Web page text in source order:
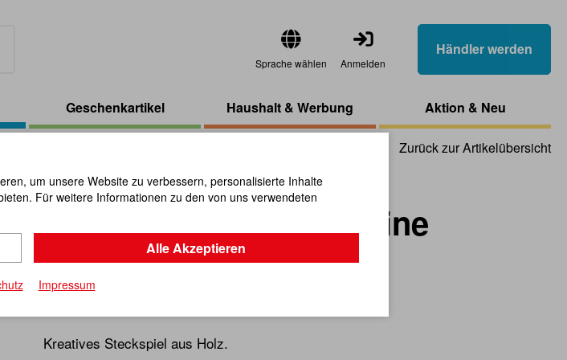
Sprache wählen Anmelden
Händler werden
Geschenkartikel Haushalt & Werbung Aktion & Neu
Zurück zur Artikelübersicht
PINTOY Stapelspielsteine
Biene/Schnecke
Kreatives Steckspiel aus Holz.
um unsere Website zu verbessern, personalisierte Inhalte
Für weitere Informationen zu den von uns verwendeten
Alle Akzeptieren
Impressum